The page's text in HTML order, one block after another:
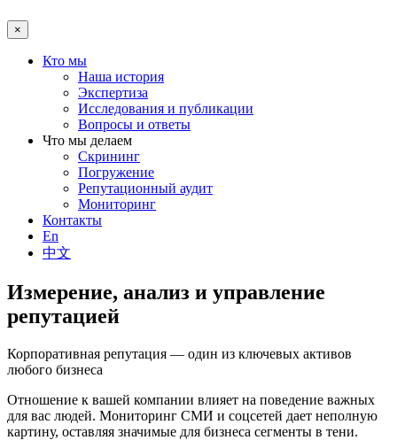
×
Кто мы
Наша история
Экспертиза
Исследования и публикации
Вопросы и ответы
Что мы делаем
Скрининг
Погружение
Репутационный аудит
Мониторинг
Контакты
En
中文
Измерение, анализ и управление
репутацией
Корпоративная репутация — один из ключевых активов
любого бизнеса
Отношение к вашей компании влияет на поведение важных
для вас людей. Мониторинг СМИ и соцсетей дает неполную
картину, оставляя значимые для бизнеса сегменты в тени.